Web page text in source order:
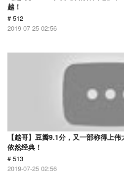
越！
# 512
2019-07-25 02:56
【越哥】豆瓣9.1分，又一部称得上
依然经典！
# 513
2019-07-25 02:56